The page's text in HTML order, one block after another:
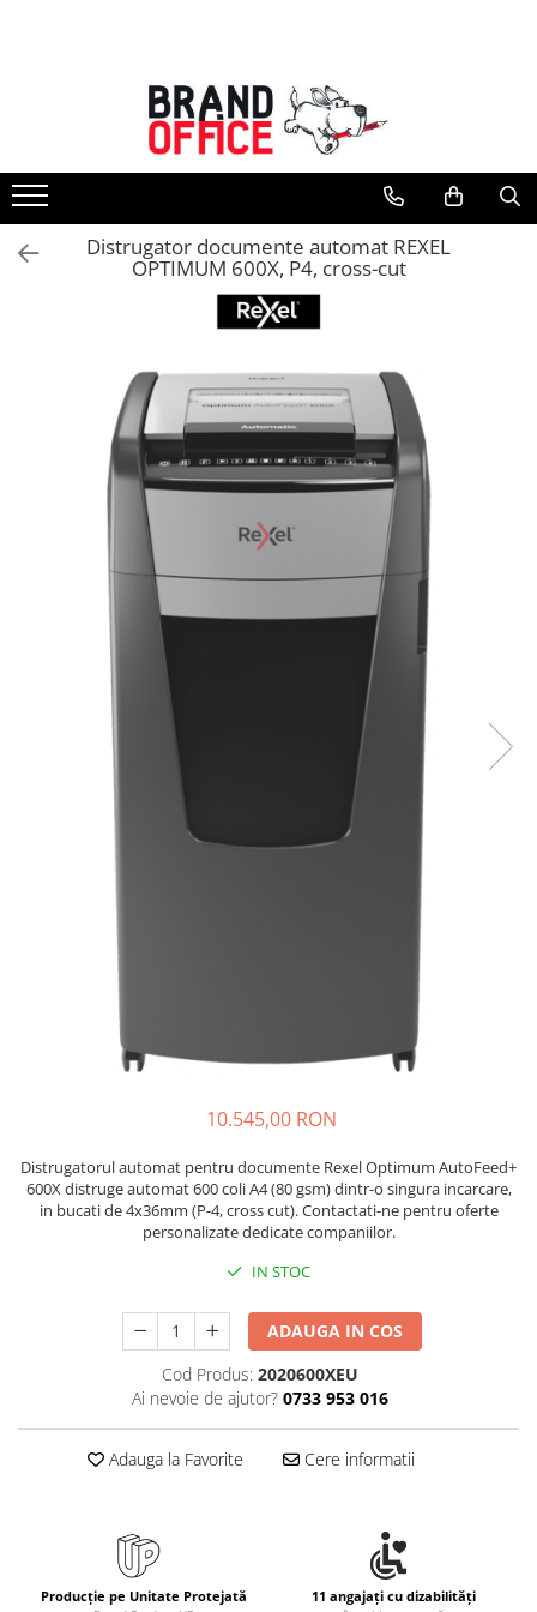
Unitate Protejata - PRODUCTIE
Hartie copiator si produse
tipografice
Produse consumabile din hartie
Detergenti si dezinfectanti
Saci menajeri (Unitate Protejata)
Agende, calendare si organizatoare
Agende personalizabile
Organizatoare business
Birotica si papetarie
Hartie si articole din hartie
Bibliorafturi, caiete mecanice,
separatoare
Capsatoare, capse si perforatoare
Caiete si blocnotesuri
Dosare, folii protectie si mape
Accesorii diverse pentru birou
Etichetare si ambalare
Arhivare si depozitare
Instrumente de scris eco
Creioane mecanice si grafit
Markere diverse
Carioci si creioane colorate
Rezerve instrumente scris
Tavite documente si suporturi
Ascutitori, radiere, agrafe
Foarfece pentru birou
Curatenie si igiena
Articole pentru baie
Hartie igienica, prosoape hartie si
dispensere
Distrugator documente automat REXEL
OPTIMUM 600X, P4, cross-cut
10.545,00 RON
Distrugatorul automat pentru documente Rexel Optimum AutoFeed+
600X distruge automat 600 coli A4 (80 gsm) dintr-o singura incarcare,
in bucati de 4x36mm (P-4, cross cut). Contactati-ne pentru oferte
personalizate dedicate companiilor.
IN STOC
ADAUGA IN COS
Cod Produs: 2020600XEU
Ai nevoie de ajutor? 0733 953 016
Adauga la Favorite Cere informatii
Producție pe Unitate Protejată 11 angajați cu dizabilități